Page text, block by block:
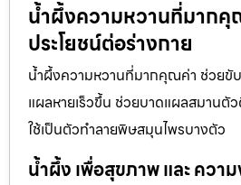
น้ำผึ้งความหวานที่มากคุ
ประโยชน์ต่อร่างกาย
น้ำผึ้งความหวานที่มากคุณค่า ช่วยขับ
แผลหายเร็วขึ้น ช่วยบาดแผลสมานตั
ใช้เป็นตัวทำลายพิษสมุนไพรบางตัว
น้ำผึ้ง เพื่อสุขภาพ และ ควา